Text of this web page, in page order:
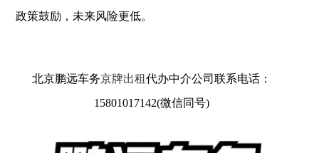
政策鼓励，未来风险更低。
北京鹏远车务京牌出租代办中介公司联系电话：
15801017142(微信同号)